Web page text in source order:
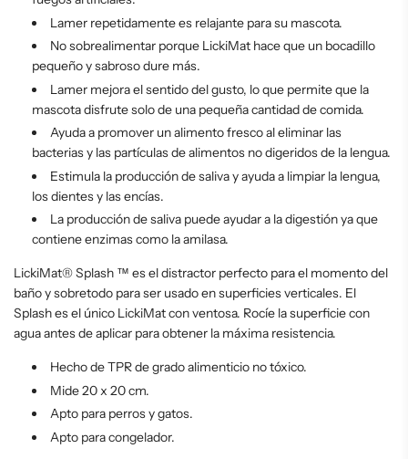
Lamer repetidamente es relajante para su mascota.
No sobrealimentar porque LickiMat hace que un bocadillo
pequeño y sabroso dure más.
Lamer mejora el sentido del gusto, lo que permite que la
mascota disfrute solo de una pequeña cantidad de comida.
Ayuda a promover un alimento fresco al eliminar las
bacterias y las partículas de alimentos no digeridos de la lengua.
Estimula la producción de saliva y ayuda a limpiar la lengua,
los dientes y las encías.
La producción de saliva puede ayudar a la digestión ya que
contiene enzimas como la amilasa.
LickiMat® Splash ™ es el distractor perfecto para el momento del
baño y sobretodo para ser usado en superficies verticales. El
Splash es el único LickiMat con ventosa. Rocíe la superficie con
agua antes de aplicar para obtener la máxima resistencia.
Hecho de TPR de grado alimenticio no tóxico.
Mide 20 x 20 cm.
Apto para perros y gatos.
Apto para congelador.